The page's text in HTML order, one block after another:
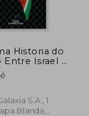
Historia do
Entre Israel e
(en Galician)
S.A., 1
Blanda,